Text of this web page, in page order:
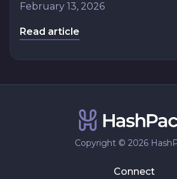
February 13, 2026
Read article
Copyright © 2026
Connect